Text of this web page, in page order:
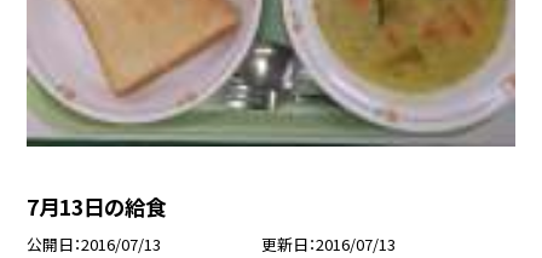
7月13日の給食
公開日 2016/07/13 更新日 2016/07/13